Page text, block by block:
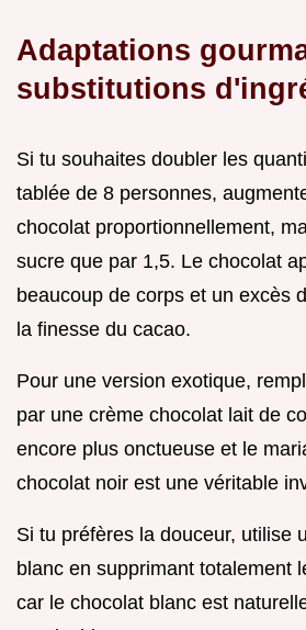
Adaptations
substitutions
Si tu souhaites doubler les
tablée de 8 personnes,
chocolat proportionnellement,
sucre que par 1,5. Le chocolat
beaucoup de corps et un excès
la finesse du cacao.
Pour une version exotique,
par une crème chocolat lait de
encore plus onctueuse et le
chocolat noir est une véritable
Si tu préfères la douceur, utilise
blanc en supprimant totalement
car le chocolat blanc est